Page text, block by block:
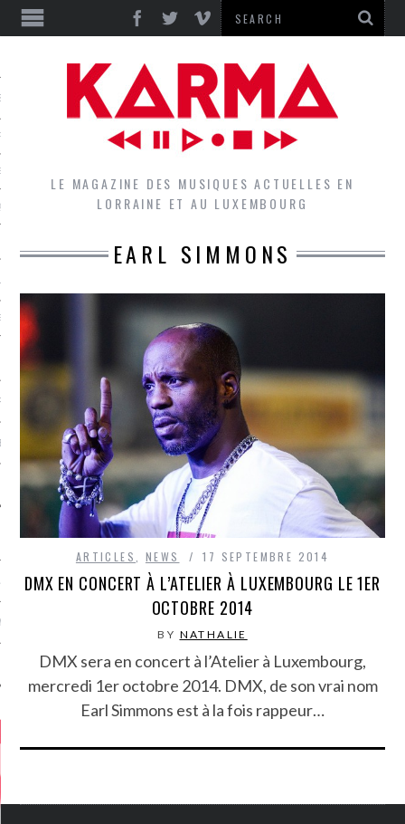
GROUPES DU LOCAL
LE LOCAL DU MAGAZINE
LE MAGAZINE DES MUSIQUES ACTUELLES EN
LORRAINE ET AU LUXEMBOURG
EARL SIMMONS
ARTICLES NEWS 17 SEPTEMBRE 2014
DMX EN CONCERT À L’ATELIER À LUXEMBOURG LE 1ER
OCTOBRE 2014
BY NATHALIE
DMX sera en concert à l’Atelier à Luxembourg,
mercredi 1er octobre 2014. DMX, de son vrai nom
Earl Simmons est à la fois rappeur…